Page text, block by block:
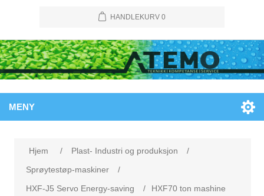
HANDLEKURV 0
MENY
Hjem / Plast- Industri og produksjon
/
Sprøytestøp-maskiner
/
HXF-J5 Servo Energy-saving
/ HXF70 ton mashine